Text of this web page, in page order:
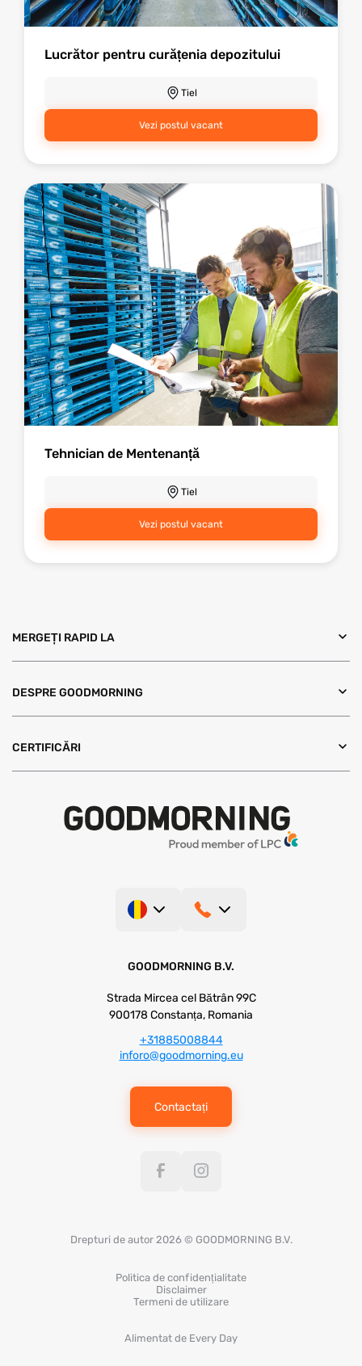
Lucrător pentru curățenia depozitului
Tiel
Vezi postul vacant
Tehnician de Mentenanță
Tiel
Vezi postul vacant
MERGEȚI RAPID LA
DESPRE GOODMORNING
CERTIFICĂRI
GOODMORNING B.V.
Strada Mircea cel Bătrân 99C
900178 Constanța, Romania
+31885008844
inforo@goodmorning.eu
Contactați
Drepturi de autor 2026 © GOODMORNING B.V.
Politica de confidențialitate
Disclaimer
Termeni de utilizare
Alimentat de Every Day